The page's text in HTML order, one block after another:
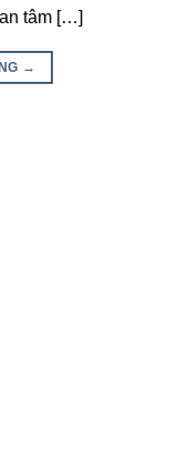
tâm […]
→